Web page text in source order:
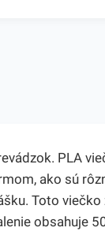
PLA
ako sú
Toto viečko
obsahuje